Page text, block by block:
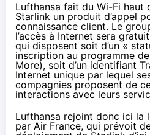
Lufthansa fait du Wi-Fi haut
Starlink un produit d’appel
connaissance client. Le
l’accès à Internet sera
qui disposent soit d’un «
inscription au programme
More), soit d’un identifiant
Internet unique par lequel
compagnies proposent de
interactions avec leurs
Lufthansa rejoint donc ici la
par Air France, qui prévoit